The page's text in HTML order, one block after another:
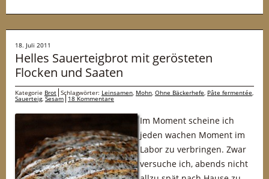
18. Juli 2011
Helles Sauerteigbrot mit gerösteten
Flocken und Saaten
Kategorie Brot Schlagwörter: Leinsamen, Mohn, Ohne Bäckerhefe, Pâte fermentée,
Sauerteig,Sesam 18 Kommentare
Im Moment scheine ich
jeden wachen Moment im
Labor zu verbringen. Zwar
versuche ich, abends nicht